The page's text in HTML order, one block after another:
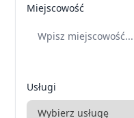
Miejscowość
Usługi